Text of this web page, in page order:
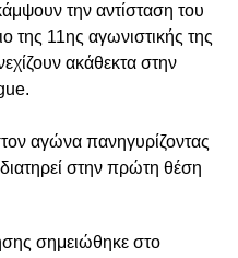
την αντίσταση του
της 11ης αγωνιστικής της
ακάθεκτα στην
αγώνα πανηγυρίζοντας
στην πρώτη θέση
σημειώθηκε στο